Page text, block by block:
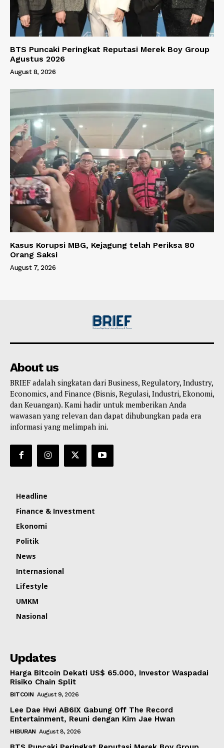
BTS Puncaki Peringkat Reputasi Merek Boy Group
Agustus 2026
August 8, 2026
Kasus Korupsi MBG, Kejagung telah Periksa 80
Orang Saksi
August 7, 2026
About us
BRIEF adalah singkatan dari Business, Regulatory, Industry,
Economics, and Finance (Bisnis, Regulasi, Industri, Ekonomi,
dan Keuangan). Kami hadir untuk memberikan Anda
wawasan yang relevan dan dapat dihubungkan pada era
informasi yang melimpah ini.
Headline
Finance & Investment
Ekonomi
Politik
News
Internasional
Lifestyle
UMKM
Nasional
Updates
Harga Bitcoin Dekati US$ 65.000, Investor Waspadai
Risiko Chain Split
BITCOIN August 9, 2026
Lee Dae Hwi AB6IX Gabung Off The Record
Entertainment, Reuni dengan Kim Jae Hwan
HIBURAN August 8, 2026